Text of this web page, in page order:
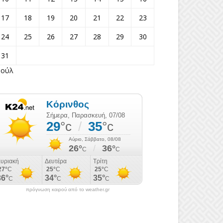
17
18 19 20 21 22
23
24
25 26 27 28 29
30
31
πρόγνωση καιρού από το weather.gr